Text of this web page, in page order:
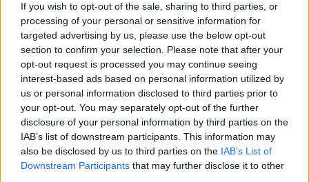
If you wish to opt-out of the sale, sharing to third parties, or
processing of your personal or sensitive information for
targeted advertising by us, please use the below opt-out
section to confirm your selection. Please note that after your
opt-out request is processed you may continue seeing
interest-based ads based on personal information utilized by
us or personal information disclosed to third parties prior to
your opt-out. You may separately opt-out of the further
disclosure of your personal information by third parties on the
IAB’s list of downstream participants. This information may
also be disclosed by us to third parties on the IAB’s List of
Downstream Participants that may further disclose it to other
Lietuvos diena
Visi įrašai
Žiūrimiausi įrašai
00:00:30
Vaizdai iš tragiškos avarijos Vilniaus r.: dviejų moterų ir